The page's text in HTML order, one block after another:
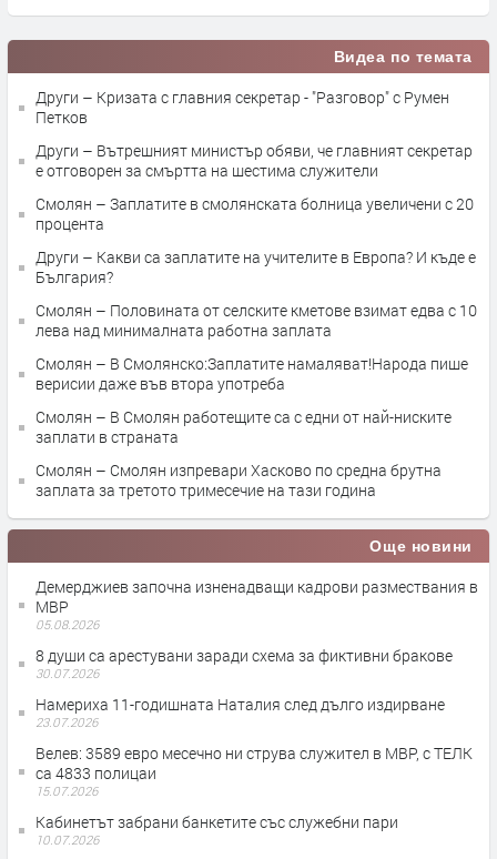
Видеа по темата
Други – Кризата с главния секретар - "Разговор" с Румен
Петков
Други – Вътрешният министър обяви, че главният секретар
е отговорен за смъртта на шестима служители
Смолян – Заплатите в смолянската болница увеличени с 20
процента
Други – Какви са заплатите на учителите в Европа? И къде е
България?
Смолян – Половината от селските кметове взимат едва с 10
лева над минималната работна заплата
Смолян – В Смолянско:Заплатите намаляват!Народа пише
верисии даже във втора употреба
Смолян – В Смолян работещите са с едни от най-ниските
заплати в страната
Смолян – Смолян изпревари Хасково по средна брутна
заплата за третото тримесечие на тази година
Още новини
Демерджиев започна изненадващи кадрови размествания в
МВР
05.08.2026
8 души са арестувани заради схема за фиктивни бракове
30.07.2026
Намериха 11-годишната Наталия след дълго издирване
23.07.2026
Велев: 3589 евро месечно ни струва служител в МВР, с ТЕЛК
са 4833 полицаи
15.07.2026
Кабинетът забрани банкетите със служебни пари
10.07.2026